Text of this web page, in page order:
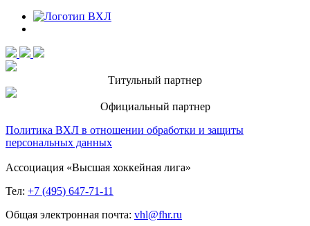
Титульный партнер
Официальный партнер
Политика ВХЛ в отношении обработки и защиты
персональных данных
Ассоциация «Высшая хоккейная лига»
Тел: +7 (495) 647-71-11
Общая электронная почта: vhl@fhr.ru